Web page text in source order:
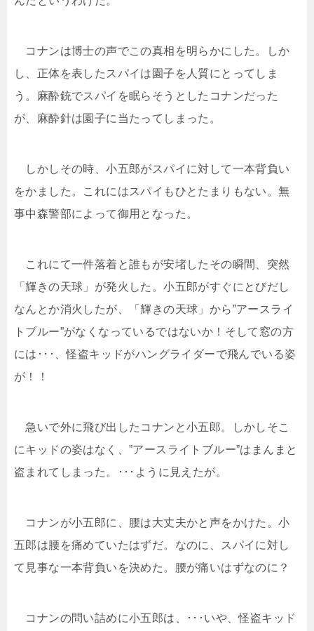
コナンは博士の声でこの真相を明らかにした。しか
し、正体を表したスパイは園子を人質にとってしま
う。麻酔銃でスパイを眠らそうとしたコナンだった
が、麻酔針は園子に当たってしまった。
しかしその時、小五郎がスパイに対して一本背負い
をかました。これにはスパイもひとたまりもない。無
事中森警部によって御用となった。
これにて一件落着と誰もが安堵したその瞬間、突然
「輝きの天球」が発火した。小五郎がすぐにとびだし
なんとか消火したが、「輝きの天球」から”アースライ
トブルー”がなくなっているではないか！そして窓の方
には･･･、怪盗キッドがハングライダーで飛んでいる姿
が！！
急いで外に飛び出したコナンと小五郎。しかしそこ
にキッドの姿はなく、”アースライトブルー”はまんまと
盗まれてしまった。･･･ように見えたが。
コナンが小五郎に、腰は大丈夫かと声をかけた。小
五郎は腰を痛めていたはずだ。なのに、スパイに対し
て見事な一本背負いを決めた。腰が痛いはずなのに？
コナンの問い詰めに小五郎は、･･･いや、怪盗キッド